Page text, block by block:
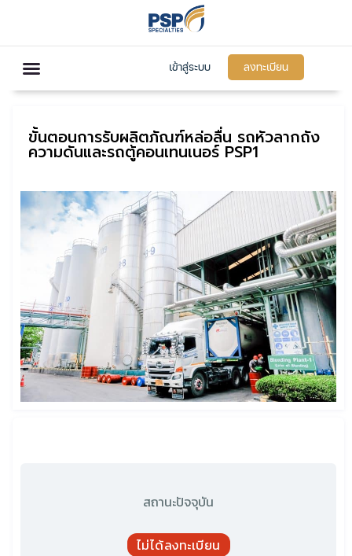
เข้าสู่ระบบ ลงทะเบียน
ขั้นตอนการรับผลิตภัณฑ์หล่อลื่น รถหัวลากถัง
ความดันและรถตู้คอนเทนเนอร์ PSP1
สถานะปัจจุบัน
ไม่ได้ลงทะเบียน